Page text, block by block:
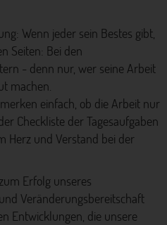
Wenn jeder sein Bestes gibt,
Seiten: Bei den
- denn nur, wer seine Arbeit
machen.
einfach, ob die Arbeit nur
Checkliste der Tagesaufgaben
Herz und Verstand bei der
Erfolg unseres
Veränderungsbereitschaft
Entwicklungen, die unsere